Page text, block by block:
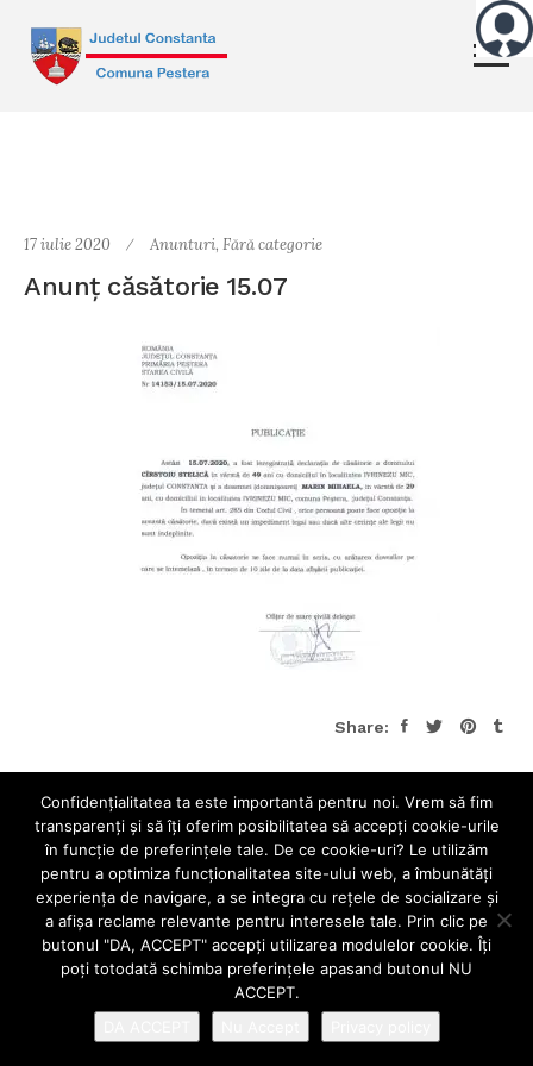
17 iulie 2020 Anunturi, Fără categorie
Anunț căsătorie 15.07
Share:
Confidenţialitatea ta este importantă pentru noi. Vrem să fim
transparenţi și să îţi oferim posibilitatea să accepţi cookie-urile
în funcţie de preferinţele tale. De ce cookie-uri? Le utilizăm
pentru a optimiza funcţionalitatea site-ului web, a îmbunătăţi
experienţa de navigare, a se integra cu reţele de socializare şi
a afişa reclame relevante pentru interesele tale. Prin clic pe
butonul "DA, ACCEPT" accepţi utilizarea modulelor cookie. Îţi
poţi totodată schimba preferinţele apasand butonul NU
ACCEPT.